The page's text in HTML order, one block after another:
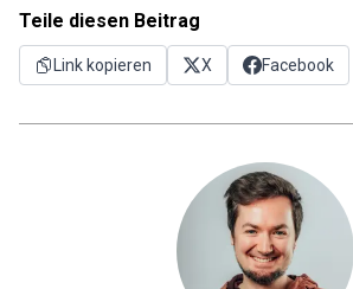
Teile diesen Beitrag
Link kopieren X Facebook